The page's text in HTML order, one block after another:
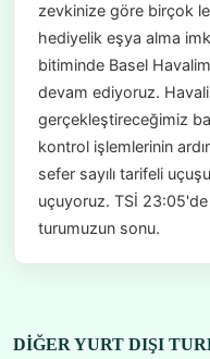
zevkinize göre birçok
hediyelik eşya alma
bitiminde Basel
devam ediyoruz.
gerçekleştireceğimiz
kontrol işlemlerinin
sefer sayılı tarifeli
uçuyoruz. TSİ 23:05'de
turumuzun sonu.
DIĞER YURT DIŞI